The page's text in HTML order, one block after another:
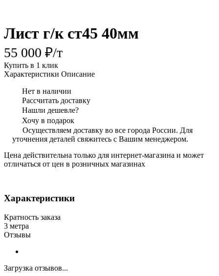
Лист г/к ст45 40мм
55 000 ₽/т
Купить в 1 клик
Характеристики Описание
Нет в наличии
Рассчитать доставку
Нашли дешевле?
Хочу в подарок
Осуществляем доставку во все города России. Для
уточнения деталей свяжитесь с Вашим менеджером.
Цена действительна только для интернет-магазина и может
отличаться от цен в розничных магазинах
Характеристики
Кратность заказа
3 метра
Отзывы
Загрузка отзывов...